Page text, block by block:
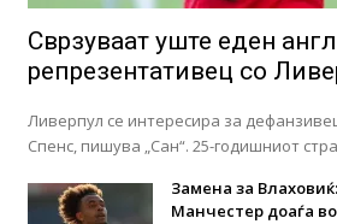
Сврзуваат уште еден
репрезентативец со
Ливерпул се интересира за
Спенс, пишува „Сан“. 25-годишниот
Замена за
Манчестер доаѓа во